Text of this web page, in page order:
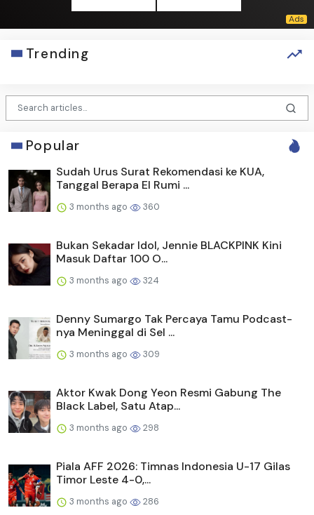
Trending
Popular
Sudah Urus Surat Rekomendasi ke KUA,
Tanggal Berapa El Rumi ...
3 months ago 360
Bukan Sekadar Idol, Jennie BLACKPINK Kini
Masuk Daftar 100 O...
3 months ago 324
Denny Sumargo Tak Percaya Tamu Podcast-
nya Meninggal di Sel ...
3 months ago 309
Aktor Kwak Dong Yeon Resmi Gabung The
Black Label, Satu Atap...
3 months ago 298
Piala AFF 2026: Timnas Indonesia U-17 Gilas
Timor Leste 4-0,...
3 months ago 286